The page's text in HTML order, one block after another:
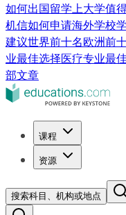
如何出国留学上大学值
机信如何申请海外学校
建议世界前十名欧洲前
业最佳选择医疗专业最
部文章
课程
资源
搜索科目、机构或地点